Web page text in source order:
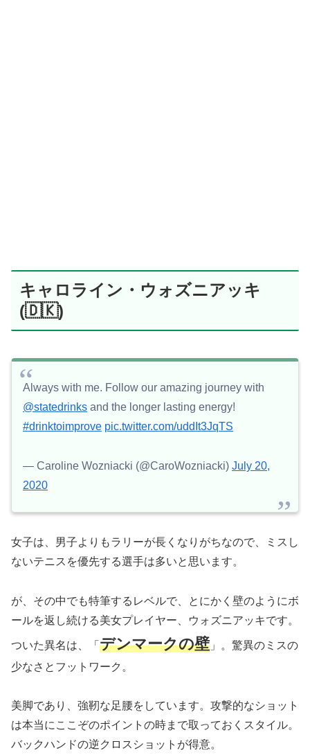
キャロライン・ウォズニアッキ
(🇩🇰)
Always with me. Follow our amazing journey with
@statedrinks and the longer lasting energy!
#drinktoimprove pic.twitter.com/uddIt3JqTS
— Caroline Wozniacki (@CaroWozniacki) July 20,
2020
女子は、男子よりもラリーが長くなりがちなので、ミスし
ないテニスを優先する選手は多いと思います。
が、その中でも特筆するレベルで、とにかく壁のようにボ
ールを返し続ける美女プレイヤー、ウォズニアッキです。
ついた異名は、「 デンマークの壁 」。驚異のミスの
少なさとフットワーク。
美脚であり、強靭な足腰をしています。攻撃的なショット
は本当にここぞのポイントの時まで取っておくスタイル。
バックハンドの逆クロスショットが得意。